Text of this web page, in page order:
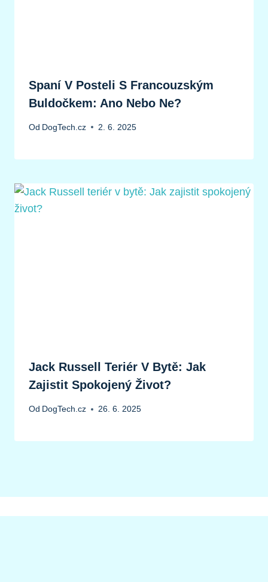
Spaní V Posteli S Francouzským
Buldočkem: Ano Nebo Ne?
Od DogTech.cz 2. 6. 2025
Jack Russell Teriér V Bytě: Jak
Zajistit Spokojený Život?
Od DogTech.cz 26. 6. 2025